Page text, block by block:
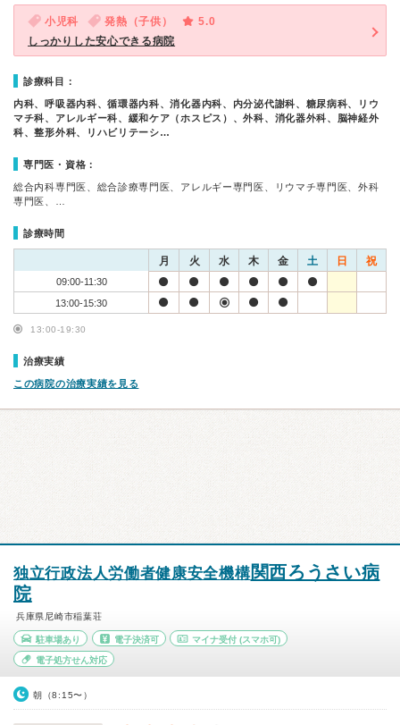
小児科 発熱（子供）
5.0
しっかりした安心できる病院
診療科目：
内科、呼吸器内科、循環器内科、消化器内科、内分泌代謝科、糖尿病科、リウ
マチ科、アレルギー科、緩和ケア（ホスピス）、外科、消化器外科、脳神経外
科、整形外科、リハビリテーシ…
専門医・資格：
総合内科専門医、総合診療専門医、アレルギー専門医、リウマチ専門医、外科
専門医、…
診療時間
月 火 水 木 金 土 日 祝
09:00-11:30
13:00-15:30
13:00-19:30
治療実績
この病院の治療実績を見る
独立行政法人労働者健康安全機構関西ろうさい病
院
兵庫県尼崎市稲葉荘
駐車場あり 電子決済可 マイナ受付 (スマホ可)
電子処方せん対応
朝（8:15〜）